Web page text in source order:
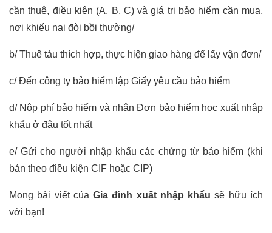
cần thuê, điều kiện (A, B, C) và giá trị bảo hiểm cần mua,
nơi khiếu nại đòi bồi thường/
b/ Thuê tàu thích hợp, thực hiện giao hàng để lấy vận đơn/
c/ Đến công ty bảo hiểm lập Giấy yêu cầu bảo hiểm
d/ Nộp phí bảo hiểm và nhận Đơn bảo hiểm học xuất nhập
khẩu ở đâu tốt nhất
e/ Gửi cho người nhập khẩu các chứng từ bảo hiểm (khi
bán theo điều kiện CIF hoặc CIP)
Mong bài viết củaGia đình xuất nhập khẩu sẽ hữu ích
với bạn!